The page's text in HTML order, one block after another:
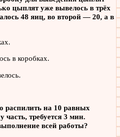
цыплят уже вывелось в трёх
48 яиц, во второй — 20, а в
в коробках.
распилить на 10 равных
часть, требуется 3 мин.
всей работы?